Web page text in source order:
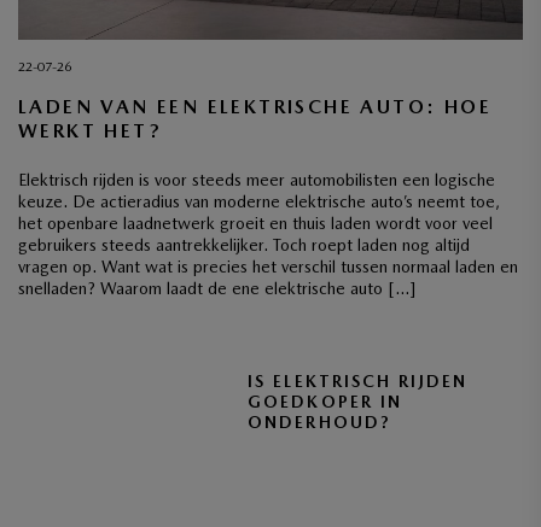
22-07-26
LADEN VAN EEN ELEKTRISCHE AUTO: HOE
WERKT HET?
Elektrisch rijden is voor steeds meer automobilisten een logische
keuze. De actieradius van moderne elektrische auto’s neemt toe,
het openbare laadnetwerk groeit en thuis laden wordt voor veel
gebruikers steeds aantrekkelijker. Toch roept laden nog altijd
vragen op. Want wat is precies het verschil tussen normaal laden en
snelladen? Waarom laadt de ene elektrische auto […]
IS ELEKTRISCH RIJDEN
GOEDKOPER IN
ONDERHOUD?